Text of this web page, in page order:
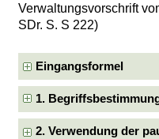
Verwaltungsvorschrift
SDr. S. S 222)
Eingangsformel
1.
2. Verwendung der